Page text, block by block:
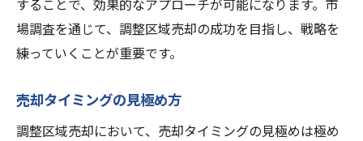
することで、効果的なアプローチが可能になります。市
場調査を通じて、調整区域売却の成功を目指し、戦略を
練っていくことが重要です。
売却タイミングの見極め方
調整区域売却において、売却タイミングの見極めは極め